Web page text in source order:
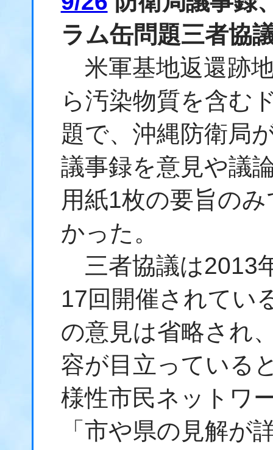
ラム缶問題三者協
米軍基地返還跡
ら汚染物質を含む
題で、沖縄防衛局
議事録を意見や議
用紙1枚の要旨の
かった。
三者協議は2013
17回開催されてい
の意見は省略され
容が目立っている
様性市民ネットワ
「市や県の見解が